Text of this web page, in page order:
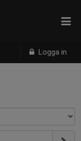
Logga in